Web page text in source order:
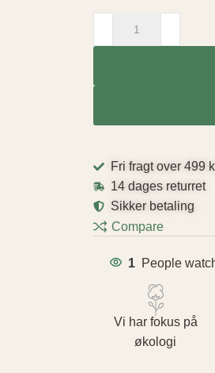
Fri fragt over 499
14 dages returret
Sikker betaling
Compare
1 People
Vi har fokus på
økologi